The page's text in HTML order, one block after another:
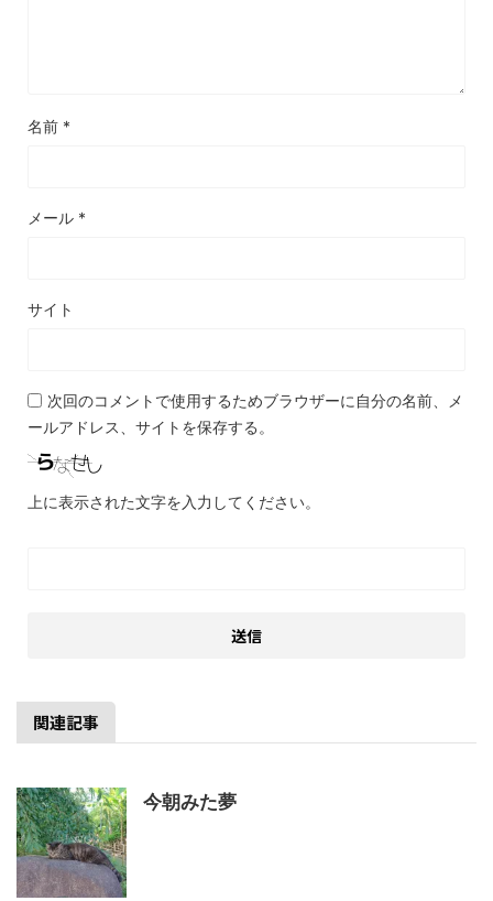
名前 *
メール *
サイト
次回のコメントで使用するためブラウザーに自分の名前、メ
ールアドレス、サイトを保存する。
上に表示された文字を入力してください。
関連記事
今朝みた夢